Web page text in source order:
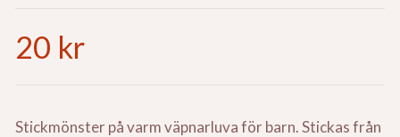
20 kr
Stickmönster på varm väpnarluva för barn. Stickas från